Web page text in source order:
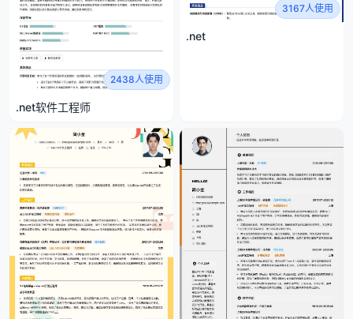
2438人使用
.net软件工程师
3167人使用
.net